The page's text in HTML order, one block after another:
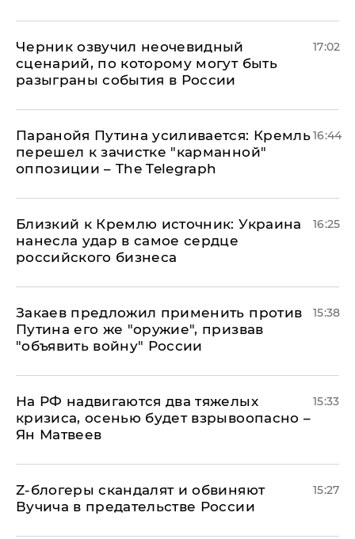
Черник озвучил неочевидный
сценарий, по которому могут быть
разыграны события в России
17:02
Паранойя Путина усиливается: Кремль
перешел к зачистке "карманной"
оппозиции – The Telegraph
16:44
Близкий к Кремлю источник: Украина
нанесла удар в самое сердце
российского бизнеса
16:25
Закаев предложил применить против
Путина его же "оружие", призвав
"объявить войну" России
15:38
На РФ надвигаются два тяжелых
кризиса, осенью будет взрывоопасно –
Ян Матвеев
15:33
Z-блогеры скандалят и обвиняют
Вучича в предательстве России
15:27